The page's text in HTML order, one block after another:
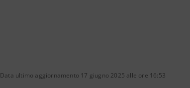
Data ultimo aggiornamento 17 giugno 2025 alle ore 16:53